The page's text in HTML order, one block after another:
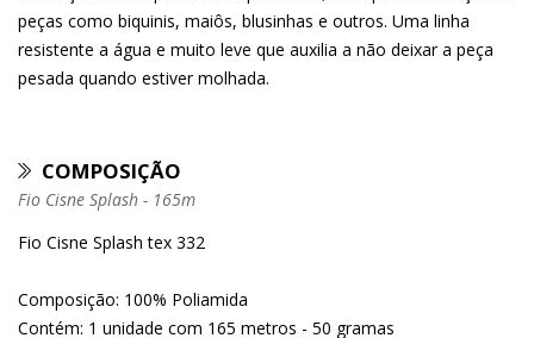
peças como biquinis, maiôs, blusinhas e outros. Uma linha
resistente a água e muito leve que auxilia a não deixar a peça
pesada quando estiver molhada.
COMPOSIÇÃO
Fio Cisne Splash - 165m
Fio Cisne Splash tex 332
Composição: 100% Poliamida
Contém: 1 unidade com 165 metros - 50 gramas